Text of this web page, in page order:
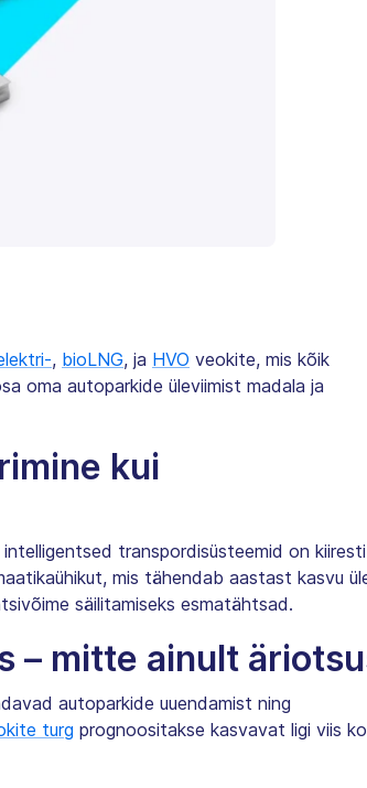
, bioLNG, ja HVO veokite, mis kõik
oma autoparkide üleviimist madala ja
kui
transpordisüsteemid on kiiresti
mis tähendab aastast kasvu
säilitamiseks esmatähtsad.
– mitte ainult
autoparkide uuendamist ning
turg prognoositakse kasvavat ligi viis